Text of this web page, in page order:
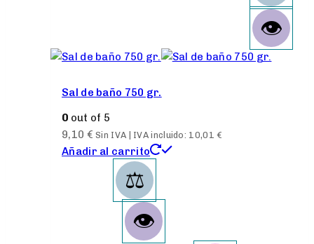
Sal de baño 750 gr.
0 out of 5
9,10 € Sin IVA | IVA incluido: 10,01€
Añadir al carrito